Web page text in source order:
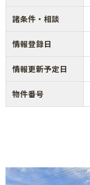
諸条件・相談
情報登録日
情報更新予定日
物件番号